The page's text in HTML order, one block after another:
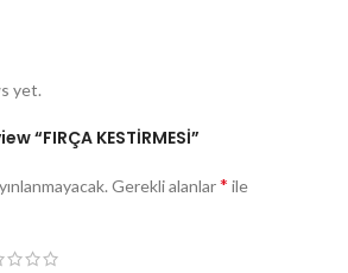
yet.
“FIRÇA KESTİRMESİ”
Gerekli alanlar* ile